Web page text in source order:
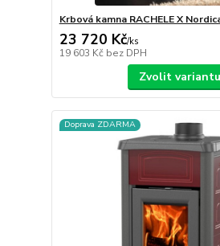
Krbová kamna RACHELE X
23 720 Kč/ks
19 603 Kč bez DPH
Zvolit variantu
Doprava ZDARMA